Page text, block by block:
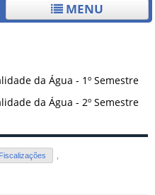
MENU
da Água - 1º Semestre
da Água - 2º Semestre
Fiscalizações